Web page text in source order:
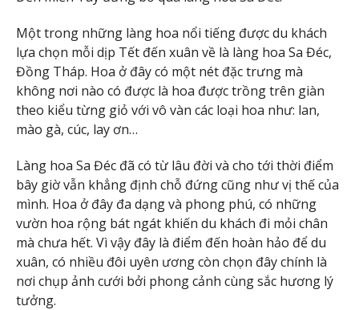
Một trong những làng hoa nổi tiếng được du khách
lựa chọn mỗi dịp Tết đến xuân về là làng hoa Sa Đéc,
Đồng Tháp. Hoa ở đây có một nét đặc trưng mà
không nơi nào có được là hoa được trồng trên giàn
theo kiểu từng giỏ với vô vàn các loại hoa như: lan,
mào gà, cúc, lay ơn…
Làng hoa Sa Đéc đã có từ lâu đời và cho tới thời điểm
bây giờ vẫn khẳng định chỗ đứng cũng như vị thế của
mình. Hoa ở đây đa dạng và phong phú, có những
vườn hoa rộng bát ngát khiến du khách đi mỏi chân
mà chưa hết. Vì vậy đây là điểm đến hoàn hảo để du
xuân, có nhiều đôi uyên ương còn chọn đây chính là
nơi chụp ảnh cưới bởi phong cảnh cùng sắc hương lý
tưởng.